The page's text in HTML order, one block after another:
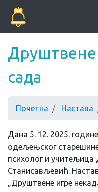
Друштвене
сада
Почетна Настава
Дана 5. 12. 2025.
одељењског
психолог и
Станисављевић.
„Друштвене игре